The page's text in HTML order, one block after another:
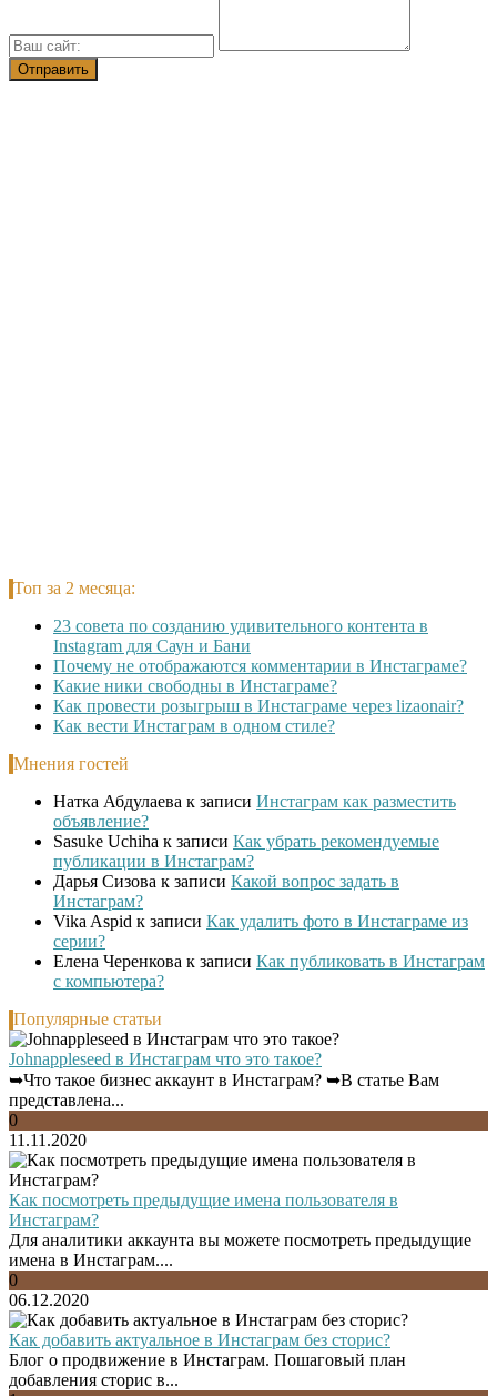
Топ за 2 месяца:
23 совета по созданию удивительного контента в
Instagram для Саун и Бани
Почему не отображаются комментарии в Инстаграме?
Какие ники свободны в Инстаграме?
Как провести розыгрыш в Инстаграме через lizaonair?
Как вести Инстаграм в одном стиле?
Мнения гостей
Натка Абдулаева к записи Инстаграм как разместить
объявление?
Sasuke Uchiha к записи Как убрать рекомендуемые
публикации в Инстаграм?
Дарья Сизова к записи Какой вопрос задать в
Инстаграм?
Vika Aspid к записи Как удалить фото в Инстаграме из
серии?
Елена Черенкова к записи Как публиковать в Инстаграм
с компьютера?
Популярные статьи
Johnappleseed в Инстаграм что это такое?
➥Что такое бизнес аккаунт в Инстаграм? ➥В статье Вам
представлена...
0
11.11.2020
Как посмотреть предыдущие имена пользователя в
Инстаграм?
Для аналитики аккаунта вы можете посмотреть предыдущие
имена в Инстаграм....
0
06.12.2020
Как добавить актуальное в Инстаграм без сторис?
Блог о продвижение в Инстаграм. Пошаговый план
добавления сторис в...